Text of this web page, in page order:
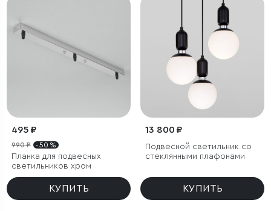
495 ₽
990 ₽ - 50 %
Планка для подвесных
светильников хром
КУПИТЬ
13 800 ₽
Подвесной светильник со
стеклянными плафонами
КУПИТЬ